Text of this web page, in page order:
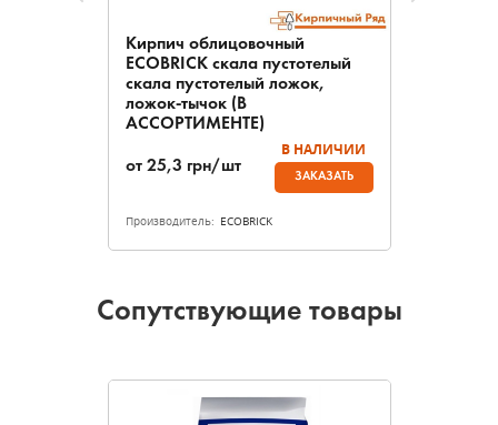
Кирпич облицовочный
ECOBRICK скала пустотелый
скала пустотелый ложок,
ложок-тычок (В
АССОРТИМЕНТЕ)
от 25,3 грн/шт
В НАЛИЧИИ
ЗАКАЗАТЬ
Производитель: ECOBRICK
Сопутствующие товары